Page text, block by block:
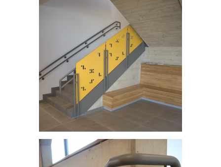
Centre scolaire et structure intégrative - Dahl